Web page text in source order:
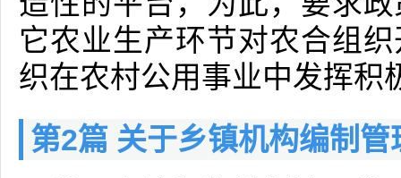
它农业生产环节对农合组
织在农村公用事业中发挥积
第2篇 关于乡镇机构编制